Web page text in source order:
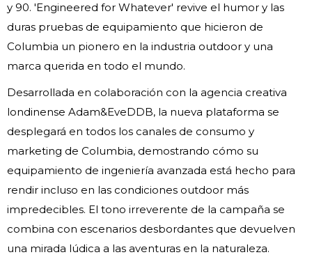
y 90. 'Engineered for Whatever' revive el humor y las
duras pruebas de equipamiento que hicieron de
Columbia un pionero en la industria outdoor y una
marca querida en todo el mundo.
Desarrollada en colaboración con la agencia creativa
londinense Adam&EveDDB, la nueva plataforma se
desplegará en todos los canales de consumo y
marketing de Columbia, demostrando cómo su
equipamiento de ingeniería avanzada está hecho para
rendir incluso en las condiciones outdoor más
impredecibles. El tono irreverente de la campaña se
combina con escenarios desbordantes que devuelven
una mirada lúdica a las aventuras en la naturaleza.